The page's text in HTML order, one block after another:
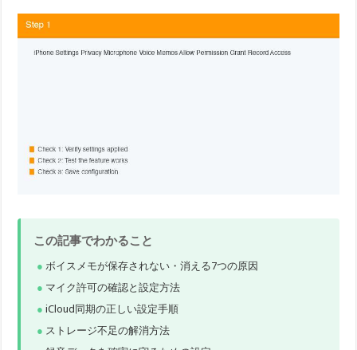
この記事でわかること
ボイスメモが保存されない・消える7つの原因
マイク許可の確認と設定方法
iCloud同期の正しい設定手順
ストレージ不足の解消方法